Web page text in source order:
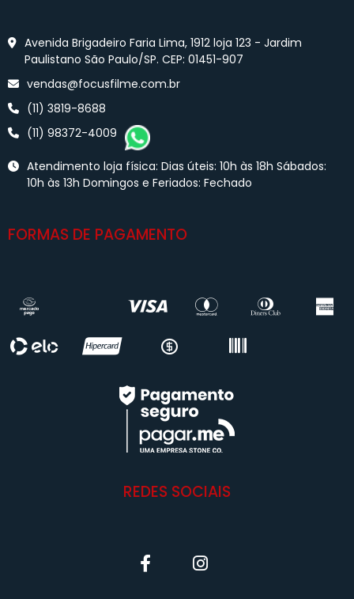
Avenida Brigadeiro Faria Lima, 1912 loja 123 - Jardim
Paulistano São Paulo/SP. CEP: 01451-907
vendas@focusfilme.com.br
(11) 3819-8688
(11) 98372-4009
Atendimento loja física: Dias úteis: 10h às 18h Sábados:
10h às 13h Domingos e Feriados: Fechado
FORMAS DE PAGAMENTO
REDES SOCIAIS